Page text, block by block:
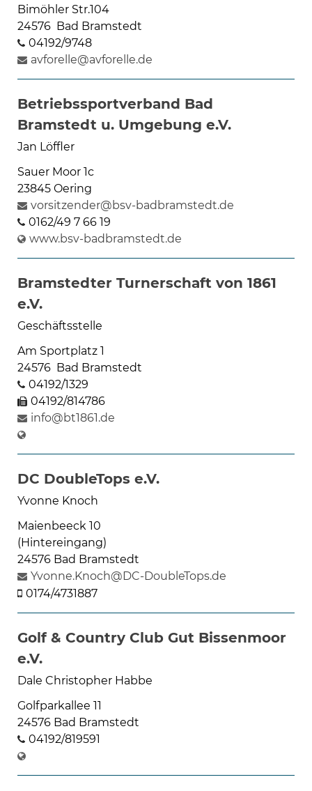
Bimöhler Str.104
24576 Bad Bramstedt
04192/9748
avforelle@avforelle.de
Betriebssportverband Bad
Bramstedt u. Umgebung e.V.
Jan Löffler
Sauer Moor 1c
23845 Oering
vorsitzender@bsv-badbramstedt.de
0162/49 7 66 19
www.bsv-badbramstedt.de
Bramstedter Turnerschaft von 1861
e.V.
Geschäftsstelle
Am Sportplatz 1
24576 Bad Bramstedt
04192/1329
04192/814786
info@bt1861.de
DC DoubleTops e.V.
Yvonne Knoch
Maienbeeck 10
(Hintereingang)
24576 Bad Bramstedt
Yvonne.Knoch@DC-DoubleTops.de
0174/4731887
Golf & Country Club Gut Bissenmoor
e.V.
Dale Christopher Habbe
Golfparkallee 11
24576 Bad Bramstedt
04192/819591